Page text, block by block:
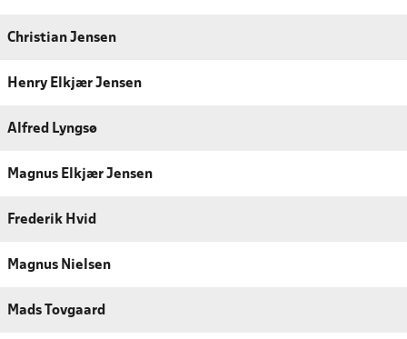
Christian Jensen
Henry Elkjær Jensen
Alfred Lyngsø
Magnus Elkjær Jensen
Frederik Hvid
Magnus Nielsen
Mads Tovgaard